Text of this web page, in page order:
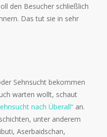
den Besucher schließlich
Das tut sie in sehr
Sehnsucht bekommen
warten wollt, schaut
nach Überall“an.
unter anderem
Aserbaidschan,